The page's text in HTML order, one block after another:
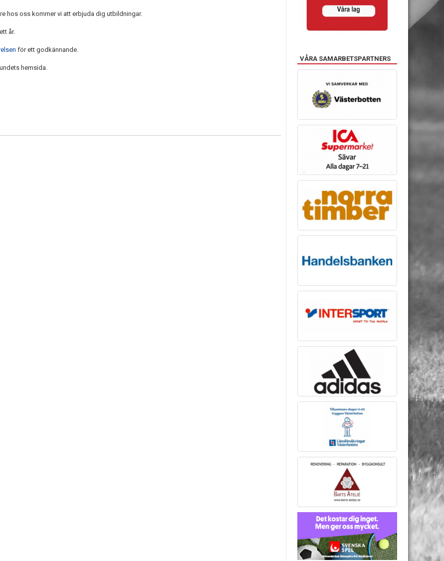
hos oss kommer vi att erbjuda dig utbildningar.
år.
för ett godkännande.
hemsida.
VÅRA SAMARBETSPARTNERS